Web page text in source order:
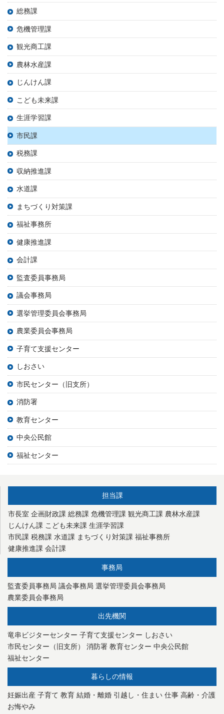
総務課
危機管理課
観光商工課
農林水産課
じんけん課
こども未来課
生涯学習課
市民課
税務課
収納推進課
水道課
まちづくり対策課
福祉事務所
健康推進課
会計課
監査委員事務局
議会事務局
選挙管理委員会事務局
農業委員会事務局
子育て支援センター
しおさい
市民センター（旧支所）
消防署
教育センター
中央公民館
福祉センター
担当課
市長室 企画財政課 総務課 危機管理課 観光商工課 農林水産課
じんけん課 こども未来課 生涯学習課
市民課 税務課 水道課 まちづくり対策課 福祉事務所
健康推進課 会計課
事務局
監査委員事務局 議会事務局 選挙管理委員会事務局
農業委員会事務局
出先機関
竜串ビジターセンター 子育て支援センター しおさい
市民センター（旧支所）
消防署 教育センター 中央公民館
福祉センター
暮らしの情報
妊娠出産 子育て 教育 結婚・離婚 引越し・住まい 仕事 高齢・介護
お悔やみ